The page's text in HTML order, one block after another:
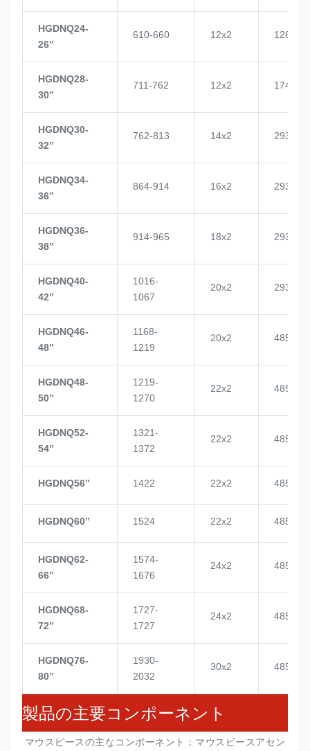
HGDNQ24-
26’’
610-660 12x2 1268
HGDNQ28-
30’’
711-762 12x2 1748
HGDNQ30-
32’’
762-813 14x2 2937
HGDNQ34-
36’’
864-914 16x2 2937
HGDNQ36-
38’’
914-965 18x2 2937
HGDNQ40-
42’’
1016-
1067
20x2 2937
HGDNQ46-
48’’
1168-
1219
20x2 4855
HGDNQ48-
50’’
1219-
1270
22x2 4855
HGDNQ52-
54’’
1321-
1372
22x2 4855
HGDNQ56’’ 1422 22x2 4855
HGDNQ60’’ 1524 22x2 4855
HGDNQ62-
66’’
1574-
1676
24x2 4855
HGDNQ68-
72’’
1727-
1727
24x2 4855
HGDNQ76-
80’’
1930-
2032
30x2 4855
製品の主要コンポーネント
マウスピースの主なコンポーネント：マウスピースアセン